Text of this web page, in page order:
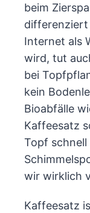
beim
differenziert
Internet als
wird, tut
bei
kein
Bioabfälle
Kaffeesatz
Topf schnell
wir wirklich
Kaffeesatz